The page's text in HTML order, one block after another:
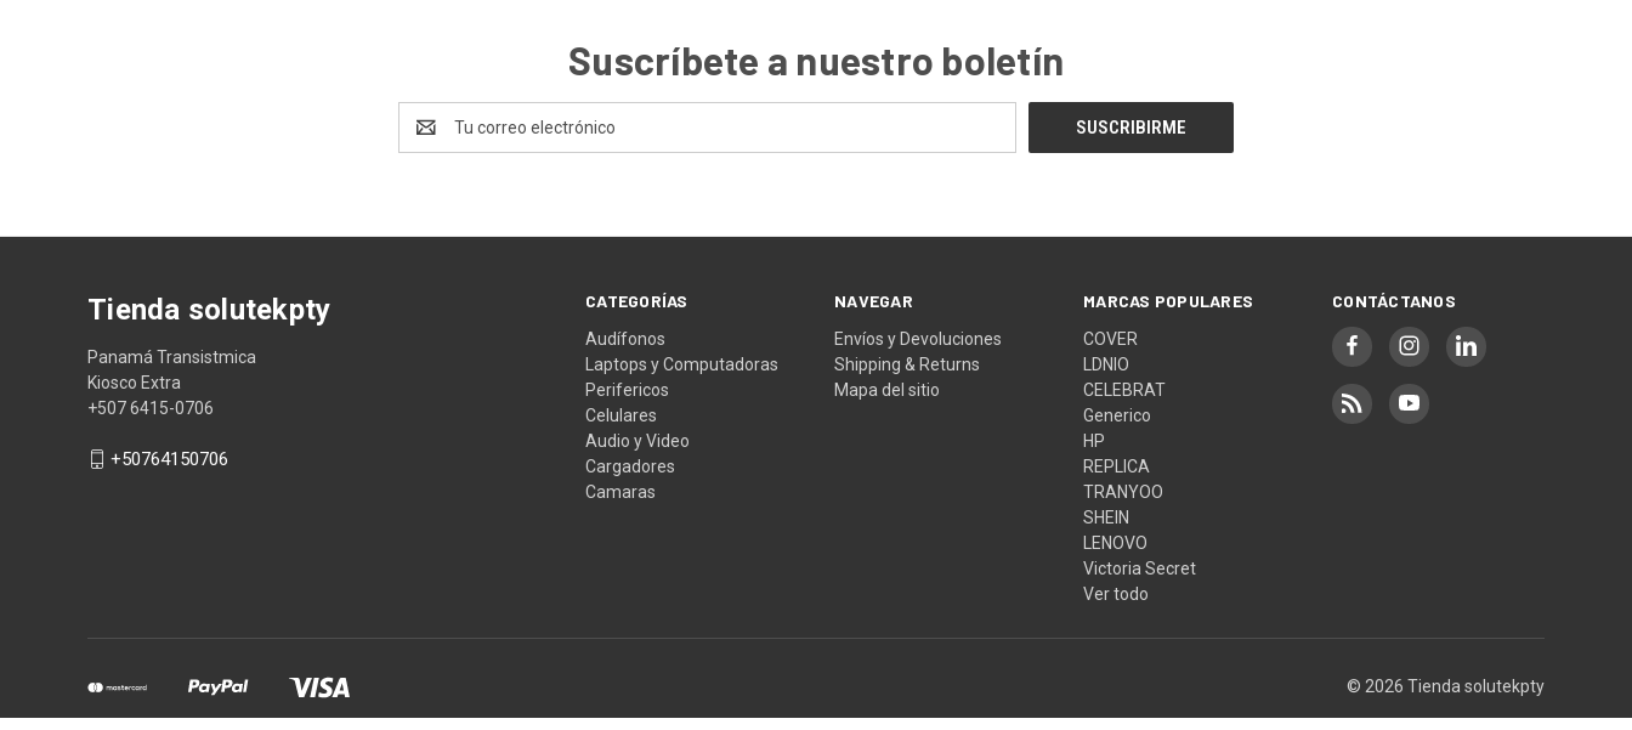
Suscríbete a nuestro boletín
de
CATEGORÍAS
Audífonos
Laptops y Computadoras
Perifericos
Celulares
Audio y Video
Cargadores
Camaras
NAVEGAR
Envíos y Devoluciones
Shipping & Returns
Mapa del sitio
MARCAS POPULARES
COVER
LDNIO
CELEBRAT
Generico
HP
REPLICA
TRANYOO
SHEIN
LENOVO
Victoria Secret
Ver todo
CONTÁCTANOS
Tienda solutekpty
Panamá Transistmica
Kiosco Extra
+507 6415-0706
+50764150706
© 2026 Tienda solutekpty